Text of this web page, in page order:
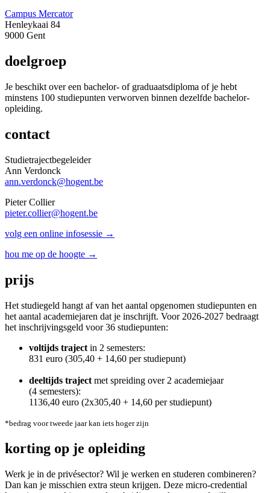
Campus Mercator
Henleykaai 84
9000 Gent
doelgroep
Je beschikt over een bachelor- of graduaats­diploma of je hebt
minstens 100 studie­punten verworven binnen dezelfde bachelor­
opleiding.
contact
Studietraject­begeleider
Ann Verdonck
ann.verdonck@hogent.be
Pieter Collier
pieter.collier@hogent.be
volg een online infosessie →
hou me op de hoogte →
prijs
Het studiegeld hangt af van het aantal opgenomen studie­punten en
het aantal academie­jaren dat je inschrijft. Voor 2026-2027 bedraagt
het inschrijvings­geld voor 36 studie­punten:
voltijds traject in 2 semesters:
831 euro (305,40 + 14,60 per studie­punt)
deeltijds traject met spreiding over 2 academie­jaar
(4 semesters):
1136,40 euro (2x305,40 + 14,60 per studie­punt)
*bedrag voor tweede jaar kan iets hoger zijn
korting op je opleiding
Werk je in de privésector? Wil je werken en studeren combineren?
Dan kan je misschien extra steun krijgen. Deze micro-credential